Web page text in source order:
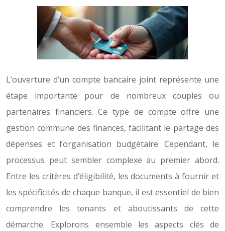
L’ouverture d’un compte bancaire joint représente une
étape importante pour de nombreux couples ou
partenaires financiers. Ce type de compte offre une
gestion commune des finances, facilitant le partage des
dépenses et l’organisation budgétaire. Cependant, le
processus peut sembler complexe au premier abord.
Entre les critères d’éligibilité, les documents à fournir et
les spécificités de chaque banque, il est essentiel de bien
comprendre les tenants et aboutissants de cette
démarche. Explorons ensemble les aspects clés de